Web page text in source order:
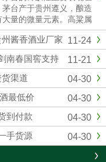
台产于贵州遵义，酿造
量的微量元素。高粱属
传诵。生产工艺复杂，
这使得茅台酒口感醇厚
手货源批发我们是专业
名白...
11-24
酱香酒业厂家
11-21
南春国窖支持
04-30
渠道
04-30
最低价
04-30
到付款
04-30
手货源